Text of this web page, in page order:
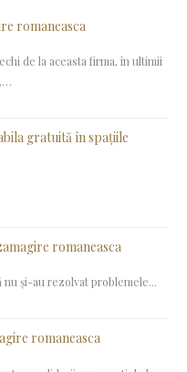
romaneasca
de la aceasta firma, în ultimii
gratuită în spațiile
romaneasca
nu și-au rezolvat problemele...
romaneasca